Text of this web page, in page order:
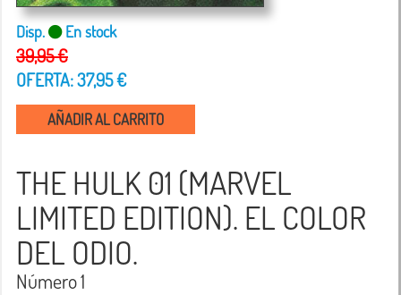
Disp. En stock
39,95 €
OFERTA: 37,95 €
AÑADIR AL CARRITO
THE HULK 01 (MARVEL
LIMITED EDITION). EL COLOR
DEL ODIO.
Número 1